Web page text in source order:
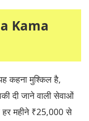
Kama
कहना मुश्किल है,
दी जाने वाली सेवाओं
हर महीने ₹25,000 से